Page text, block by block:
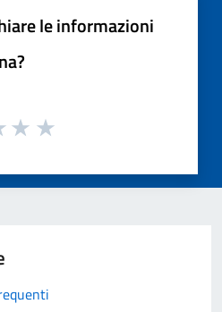
le informazioni